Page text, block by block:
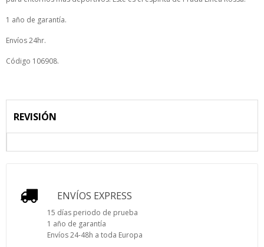
1 año de garantía.
Envíos 24hr.
Código 106908.
REVISIÓN
ENVÍOS EXPRESS
15 días periodo de prueba
1 año de garantía
Envíos 24-48h a toda Europa